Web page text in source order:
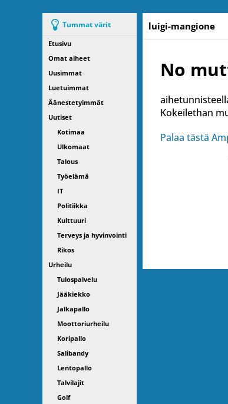
Tummat värit
Etusivu
Omat aiheet
Uusimmat
Luetuimmat
Äänestetyimmät
Uutiset
Kotimaa
Ulkomaat
Talous
Työelämä
IT
Politiikka
Kulttuuri
Terveys ja hyvinvointi
Rikos
Urheilu
Tulospalvelu
Jääkiekko
Jalkapallo
Moottoriurheilu
Koripallo
Salibandy
Lentopallo
Talvilajit
Golf
luigi-mangione
No
Kokeilethan
Palaa tästä